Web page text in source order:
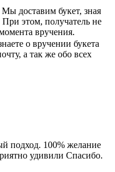
Мы доставим букет, зная
При этом, получатель не
вручения.
о вручении букета
а так же обо всех
подход. 100% желание
удивили Спасибо.